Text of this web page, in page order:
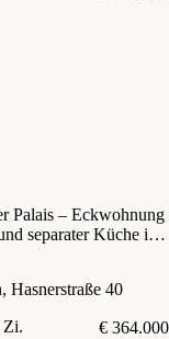
Palais – Eckwohnung
separater Küche im
Hasnerstraße 40
Zi.
€ 364.000